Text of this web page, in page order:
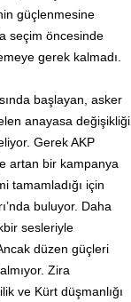
güçlenmesine
seçim öncesinde
gerek kalmadı.
başlayan, asker
anayasa değişikliği
Gerek AKP
artan bir kampanya
tamamladığı için
buluyor. Daha
sesleriyle
düzen güçleri
Zira
ve Kürt düşmanlığı